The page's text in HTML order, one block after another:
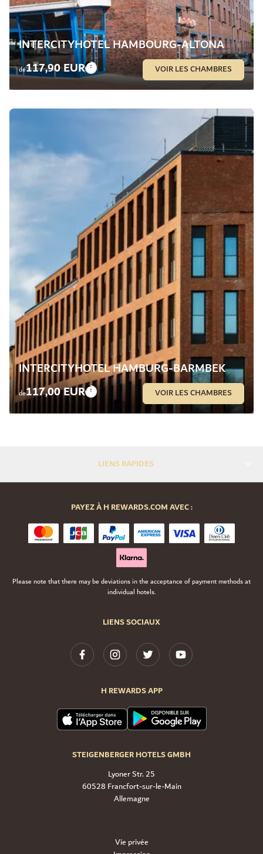
INTERCITYHOTEL HAMBOURG-ALTONA
de117,90 EUR VOIR LES CHAMBRES
INTERCITYHOTEL HAMBURG-BARMBEK
de117,00 EUR VOIR LES CHAMBRES
LIENS RAPIDES
LIENS SOCIAUX
H REWARDS APP
STEIGENBERGER HOTELS GMBH
Lyoner Str. 25
60528 Francfort-sur-le-Main
Allemagne
PAYEZ À H REWARDS.COM AVEC :
Please note that there may be deviations in the acceptance of payment methods at
individual hotels.
Vie privée